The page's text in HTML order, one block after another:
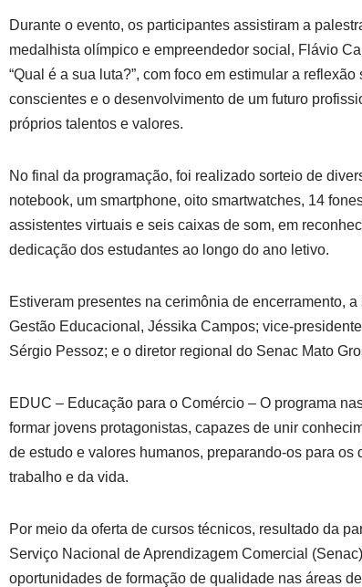
Durante o evento, os participantes assistiram a
medalhista olímpico e empreendedor social, Flávio
“Qual é a sua luta?”, com foco em estimular a
conscientes e o desenvolvimento de um futuro
próprios talentos e valores.
No final da programação, foi realizado sorteio de
notebook, um smartphone, oito smartwatches, 14
assistentes virtuais e seis caixas de som, em
dedicação dos estudantes ao longo do ano letivo.
Estiveram presentes na cerimônia de encerramento,
Gestão Educacional, Jéssika Campos; vice-
Sérgio Pessoz; e o diretor regional do Senac Mato
EDUC – Educação para o Comércio – O programa
formar jovens protagonistas, capazes de unir
de estudo e valores humanos, preparando-os para os
trabalho e da vida.
Por meio da oferta de cursos técnicos, resultado da
Serviço Nacional de Aprendizagem Comercial
oportunidades de formação de qualidade nas áreas